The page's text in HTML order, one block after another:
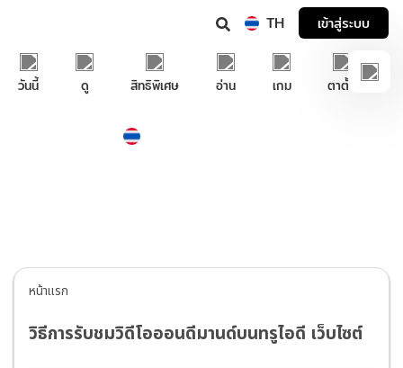
TH เข้าสู่ระบบ
วันนี้ ดู สิทธิพิเศษ อ่าน เกม ตาตั้ง
หน้าแรก
วิธีการรับชมวิดีโอออนดีมานด์บนทรูไอดี เว็บไซต์